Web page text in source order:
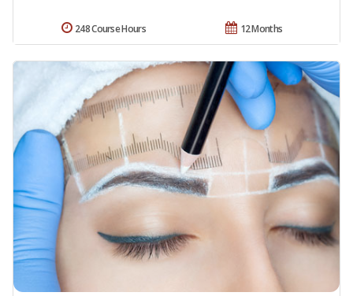
12 Months
248 Course Hours